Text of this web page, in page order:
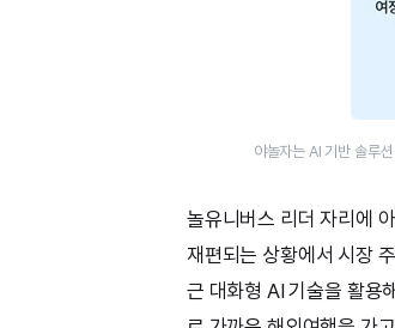
야놀자는 AI 기반 솔루
놀유니버스 리더 자리에
재편되는 상황에서 시장
근 대화형 AI 기술을 활용